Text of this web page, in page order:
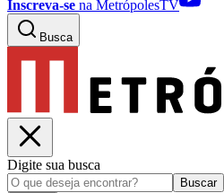
Inscreva-se na MetrópolesTV
Busca
Digite sua busca
Buscar